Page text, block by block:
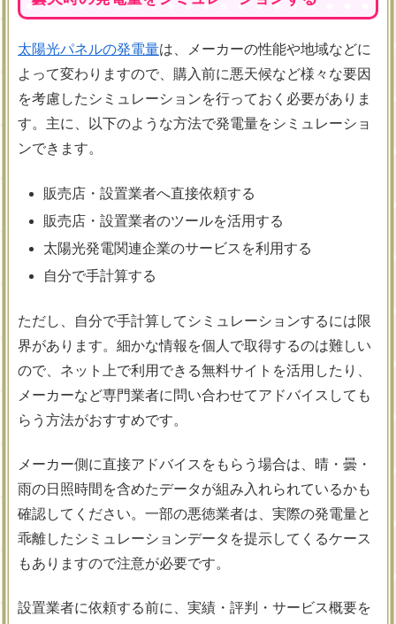
太陽光パネルの発電量は、メーカーの性能や地域などに
よって変わりますので、購入前に悪天候など様々な要因
を考慮したシミュレーションを行っておく必要がありま
す。主に、以下のような方法で発電量をシミュレーショ
ンできます。
販売店・設置業者へ直接依頼する
販売店・設置業者のツールを活用する
太陽光発電関連企業のサービスを利用する
自分で手計算する
ただし、自分で手計算してシミュレーションするには限
界があります。細かな情報を個人で取得するのは難しい
ので、ネット上で利用できる無料サイトを活用したり、
メーカーなど専門業者に問い合わせてアドバイスしても
らう方法がおすすめです。
メーカー側に直接アドバイスをもらう場合は、晴・曇・
雨の日照時間を含めたデータが組み入れられているかも
確認してください。一部の悪徳業者は、実際の発電量と
乖離したシミュレーションデータを提示してくるケース
もありますので注意が必要です。
設置業者に依頼する前に、実績・評判・サービス概要を